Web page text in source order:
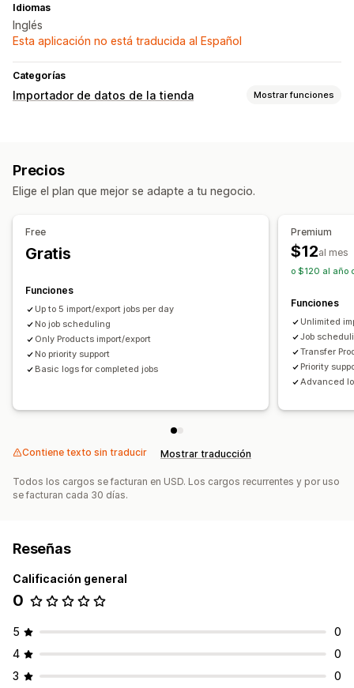
Idiomas
Inglés
Esta aplicación no está traducida al Español
Categorías
Importador de datos de la tienda Mostrar funciones
Sincronización programada
CSV
Precios
Elige el plan que mejor se adapte a tu negocio.
Free
Gratis
Funciones
Up to 5 import/export jobs per day
No job scheduling
Only Products import/export
No priority support
Basic logs for completed jobs
Premium
$12al mes
o $120 al año
Funciones
Unlimited
Job
Transfer
Priority
Advanced
Contiene texto sin traducir Mostrar traducción
Todos los cargos se facturan en USD. Los cargos recurrentes y por uso
se facturan cada 30 días.
Reseñas
Calificación general
0
5
0
4
0
3
0